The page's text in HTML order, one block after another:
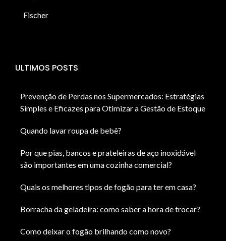
Fischer
ULTIMOS POSTS
Prevenção de Perdas nos Supermercados: Estratégias
Simples e Eficazes para Otimizar a Gestão de Estoque
Quando lavar roupa de bebê?
Por que pias, bancos e prateleiras de aço inoxidável
são importantes em uma cozinha comercial?
Quais os melhores tipos de fogão para ter em casa?
Borracha da geladeira: como saber a hora de trocar?
Como deixar o fogão brilhando como novo?